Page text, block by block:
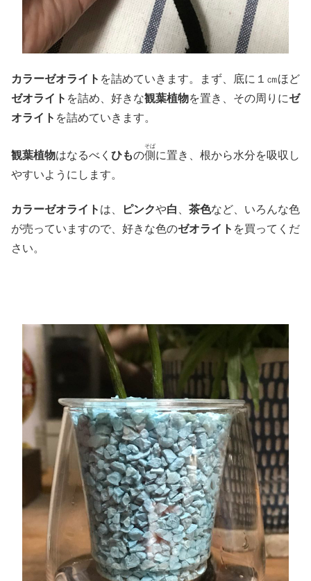
カラーゼオライト を詰めていきます。まず、底に１㎝ほど
ゼオライト を詰め、好きな観葉植物を置き、その周りにゼ
オライト を詰めていきます。
観葉植物はなるべく ひもの側
そば
に置き、根から水分を吸収し
やすいようにします。
カラーゼオライト は、 ピンクや白 茶色など、いろんな色
が売っていますので、好きな色のゼオライト を買ってくだ
さい。